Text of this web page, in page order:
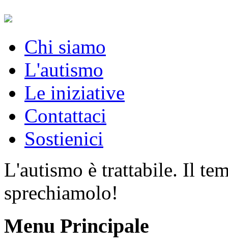
Chi siamo
L'autismo
Le iniziative
Contattaci
Sostienici
L'autismo è trattabile. Il
sprechiamolo!
Menu Principale